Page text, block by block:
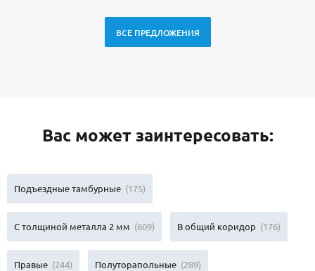
ВСЕ ПРЕДЛОЖЕНИЯ
Вас может заинтересовать:
Подъездные тамбурные (175)
С толщиной металла 2 мм (609) В общий коридор (176)
Правые (244) Полуторапольные (289)